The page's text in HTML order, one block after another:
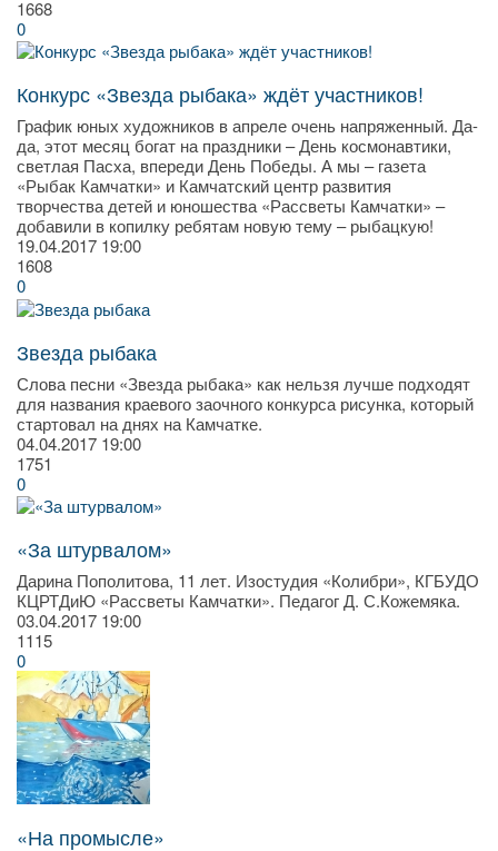
1668
0
Конкурс «Звезда рыбака» ждёт участников!
График юных художников в апреле очень напряженный. Да-
да, этот месяц богат на праздники – День космонавтики,
светлая Пасха, впереди День Победы. А мы – газета
«Рыбак Камчатки» и Камчатский центр развития
творчества детей и юношества «Рассветы Камчатки» –
добавили в копилку ребятам новую тему – рыбацкую!
19.04.2017 19:00
1608
0
Звезда рыбака
Слова песни «Звезда рыбака» как нельзя лучше подходят
для названия краевого заочного конкурса рисунка, который
стартовал на днях на Камчатке.
04.04.2017 19:00
1751
0
«За штурвалом»
Дарина Пополитова, 11 лет. Изостудия «Колибри», КГБУДО
КЦРТДиЮ «Рассветы Камчатки». Педагог Д. С.Кожемяка.
03.04.2017 19:00
1115
0
«На промысле»